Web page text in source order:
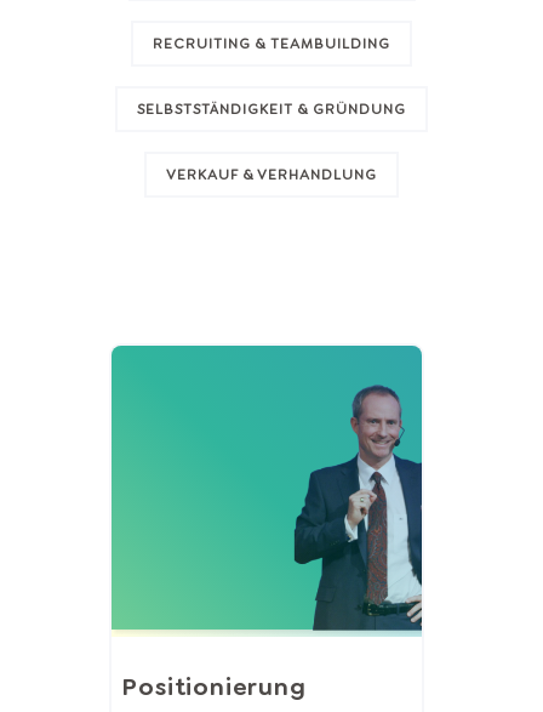
RECRUITING & TEAMBUILDING
SELBSTSTÄNDIGKEIT & GRÜNDUNG
VERKAUF & VERHANDLUNG
Positionierung